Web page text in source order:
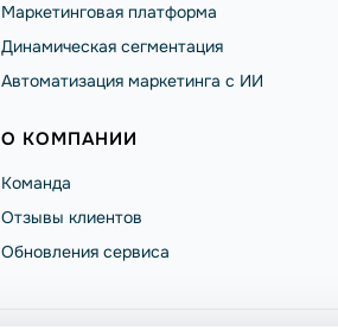
Маркетинговая платформа
Динамическая сегментация
Автоматизация маркетинга с ИИ
О КОМПАНИИ
Команда
Отзывы клиентов
Обновления сервиса